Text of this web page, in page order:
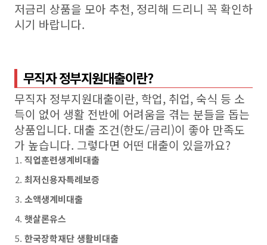
저금리 상품을 모아 추천, 정리해 드리니 꼭 확인하
시기 바랍니다.
무직자 정부지원대출이란?
무직자 정부지원대출이란, 학업, 취업, 숙식 등 소
득이 없어 생활 전반에 어려움을 겪는 분들을 돕는
상품입니다. 대출 조건(한도/금리)이 좋아 만족도
가 높습니다. 그렇다면 어떤 대출이 있을까요?
직업훈련생계비대출
최저신용자특례보증
소액생계비대출
햇살론유스
한국장학재단 생활비대출